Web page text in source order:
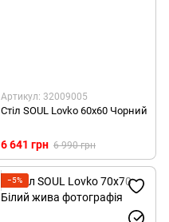
Артикул: 32009005
Стіл SOUL Lovko 60x60 Чорний
6 641 грн 6 990 грн
−5%